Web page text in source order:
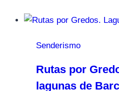
Senderismo
Rutas por
lagunas de